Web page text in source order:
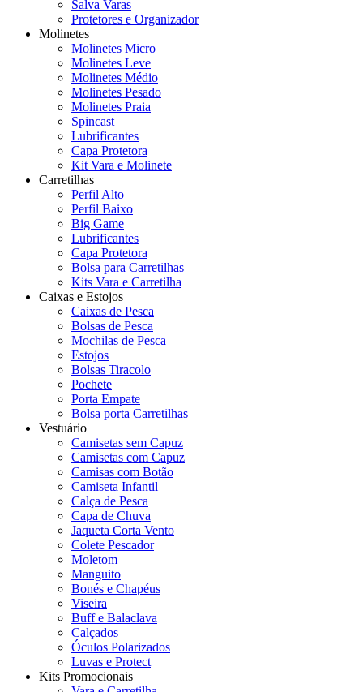
Salva Varas
Protetores e Organizador
Molinetes
Molinetes Micro
Molinetes Leve
Molinetes Médio
Molinetes Pesado
Molinetes Praia
Spincast
Lubrificantes
Capa Protetora
Kit Vara e Molinete
Carretilhas
Perfil Alto
Perfil Baixo
Big Game
Lubrificantes
Capa Protetora
Bolsa para Carretilhas
Kits Vara e Carretilha
Caixas e Estojos
Caixas de Pesca
Bolsas de Pesca
Mochilas de Pesca
Estojos
Bolsas Tiracolo
Pochete
Porta Empate
Bolsa porta Carretilhas
Vestuário
Camisetas sem Capuz
Camisetas com Capuz
Camisas com Botão
Camiseta Infantil
Calça de Pesca
Capa de Chuva
Jaqueta Corta Vento
Colete Pescador
Moletom
Manguito
Bonés e Chapéus
Viseira
Buff e Balaclava
Calçados
Óculos Polarizados
Luvas e Protect
Kits Promocionais